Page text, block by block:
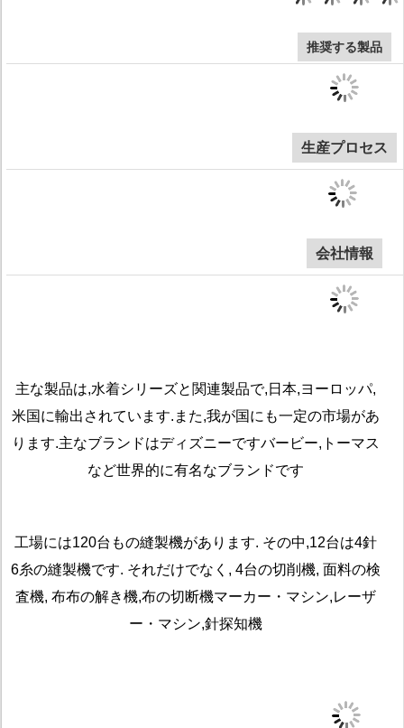
推奨する製品
生産プロセス
会社情報
主な製品は,水着シリーズと関連製品で,日本,ヨーロッパ,
米国に輸出されています.また,我が国にも一定の市場があ
ります.主なブランドはディズニーですバービー,トーマス
など世界的に有名なブランドです
工場には120台もの縫製機があります. その中,12台は4針
6糸の縫製機です. それだけでなく, 4台の切削機, 面料の検
査機, 布布の解き機,布の切断機マーカー・マシン,レーザ
ー・マシン,針探知機